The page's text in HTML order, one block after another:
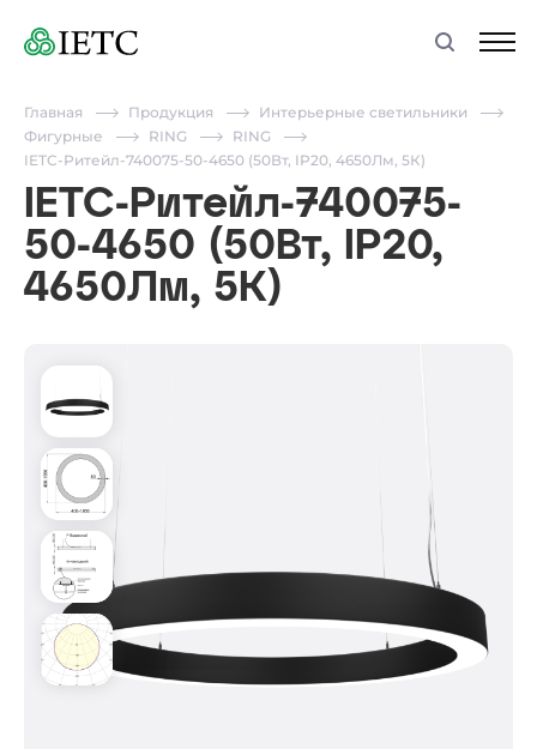
Главная Продукция
Интерьерные светильники
Фигурные
RING
RING
IETC-Ритейл-740075-50-4650 (50Вт, IP20, 4650Лм, 5К)
IETC-Ритейл-740075-
50-4650 (50Вт, IP20,
4650Лм, 5К)